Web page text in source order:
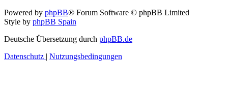
Powered by phpBB® Forum Software © phpBB Limited
Style by phpBB Spain
Deutsche Übersetzung durch phpBB.de
Datenschutz | Nutzungsbedingungen